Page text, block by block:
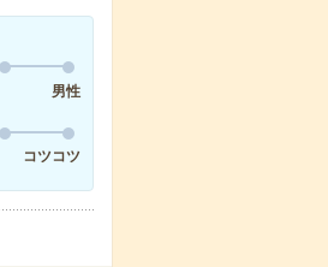
男性
コツコツ